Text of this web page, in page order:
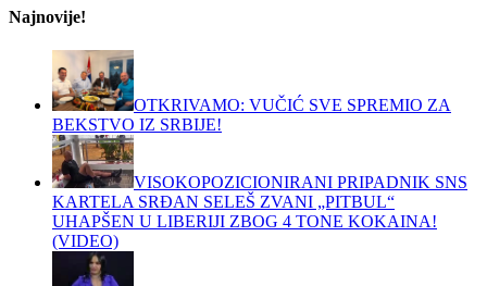
Najnovije!
OTKRIVAMO: VUČIĆ SVE SPREMIO ZA
BEKSTVO IZ SRBIJE!
VISOKOPOZICIONIRANI PRIPADNIK SNS
KARTELA SRĐAN SELEŠ ZVANI „PITBUL“
UHAPŠEN U LIBERIJI ZBOG 4 TONE KOKAINA!
(VIDEO)